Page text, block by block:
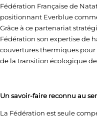
Fédération Française de
positionnant Everblue
Grâce à ce partenariat
Fédération son expertise de
couvertures thermiques
de la transition écologique
Un savoir-faire reconnu au
La Fédération est seule